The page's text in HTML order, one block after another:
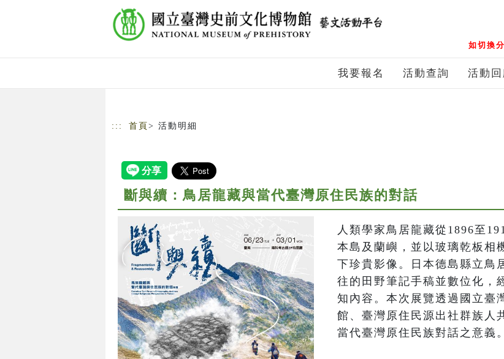
如切換
我要報名 活動查詢 活動回
::: 首頁 > 活動明細
斷與續：鳥居龍藏與當代臺灣原住民族的對話
人類學家鳥居龍藏從1896至
本島及蘭嶼，並以玻璃乾板相
下珍貴影像。日本德島縣立鳥
往的田野筆記手稿並數位化，
知內容。本次展覽透過國立臺
館、臺灣原住民源出社群族人
當代臺灣原住民族對話之意義。